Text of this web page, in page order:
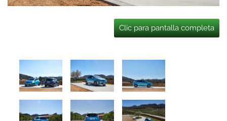
Clic para pantalla completa